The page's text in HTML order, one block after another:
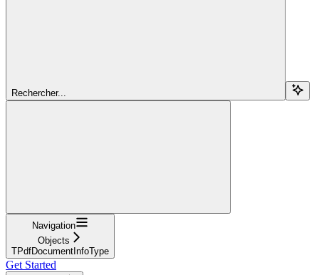
Rechercher...
Navigation
Objects
TPdfDocumentInfoType
Get Started